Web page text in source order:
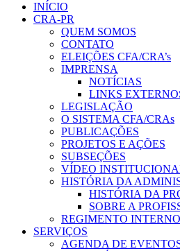
INÍCIO
CRA-PR
QUEM SOMOS
CONTATO
ELEIÇÕES CFA/CRA’s
IMPRENSA
NOTÍCIAS
LINKS
LEGISLAÇÃO
O SISTEMA CFA/CRAs
PUBLICAÇÕES
PROJETOS E AÇÕES
SUBSEÇÕES
VÍDEO
HISTÓRIA DA
HISTÓRIA DA
SOBRE A
REGIMENTO INTERNO
SERVIÇOS
AGENDA DE